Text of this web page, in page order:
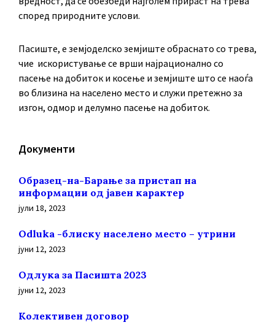
според природните услови.
Пасиште, е земјоделско земјиште обраснато со трева,
чие искористување се врши најрационално со
пасење на добиток и косење и земјиште што се наоѓа
во близина на населено место и служи претежно за
изгон, одмор и делумно пасење на добиток.
Документи
Образец-на-Барање за пристап на
информации од јавен карактер
јули 18, 2023
Odluka -блиску населено место – утрини
јуни 12, 2023
Oдлука за Пасишта 2023
јуни 12, 2023
Колективен договор